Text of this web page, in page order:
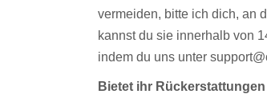
vermeiden, bitte ich dich, an
kannst du sie innerhalb von
indem du uns unter
Bietet ihr